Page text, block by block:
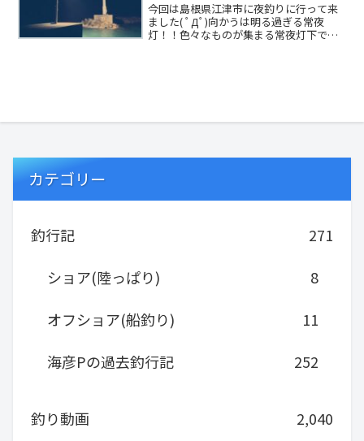
今回は島根県江津市に夜釣りに行って来
ました( ﾟДﾟ)向かうは明る過ぎる常夜
灯！！色々なものが集まる常夜灯下で釣
カテゴリー
釣行記
271
ショア(陸っぱり)
8
オフショア(船釣り)
11
海彦Pの過去釣行記
252
釣り動画
2,040